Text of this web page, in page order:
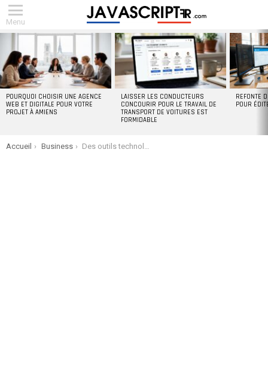
Menu
POURQUOI CHOISIR UNE AGENCE
WEB ET DIGITALE POUR VOTRE
PROJET À AMIENS
LAISSER LES CONDUCTEURS
CONCOURIR POUR LE TRAVAIL DE
TRANSPORT DE VOITURES EST
FORMIDABLE
REFONTE
POUR
You are here:
Accueil Business Des outils technologiques pour aider votre entreprise à prospérer